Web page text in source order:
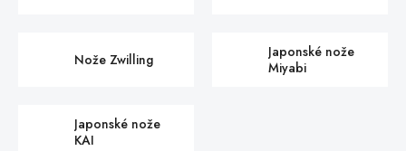
Nože Zwilling
Japonské nože
Miyabi
Japonské nože
KAI